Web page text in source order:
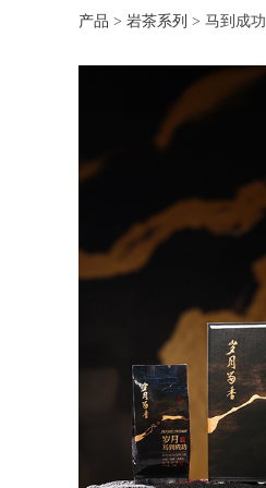
马到成功
产品 > 岩茶系列 > 马到成功